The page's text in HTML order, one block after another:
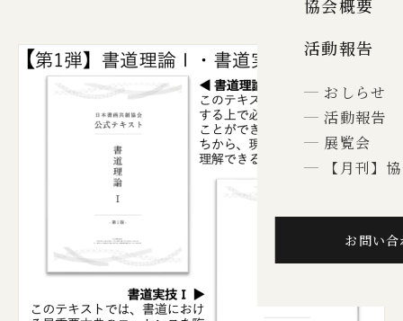
協会概要
活動報告
おしらせ
活動報告
展覧会
【月刊】
お問い合